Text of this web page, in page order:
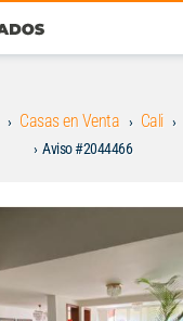
Casas en Venta Cali
Aviso #2044466